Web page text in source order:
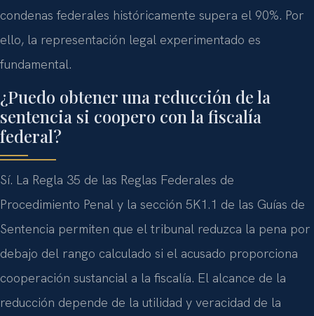
condenas federales históricamente supera el 90%. Por
ello, la representación legal experimentado es
fundamental.
¿Puedo obtener una reducción de la
sentencia si coopero con la fiscalía
federal?
Sí. La Regla 35 de las Reglas Federales de
Procedimiento Penal y la sección 5K1.1 de las Guías de
Sentencia permiten que el tribunal reduzca la pena por
debajo del rango calculado si el acusado proporciona
cooperación sustancial a la fiscalía. El alcance de la
reducción depende de la utilidad y veracidad de la